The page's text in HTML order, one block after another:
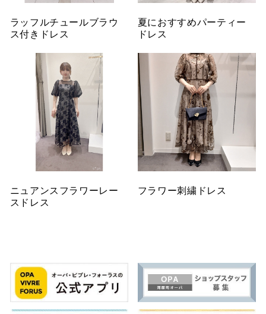
ラッフルチュールブラウ
ス付きドレス
夏におすすめパーティー
ドレス
ニュアンスフラワーレー
スドレス
フラワー刺繍ドレス